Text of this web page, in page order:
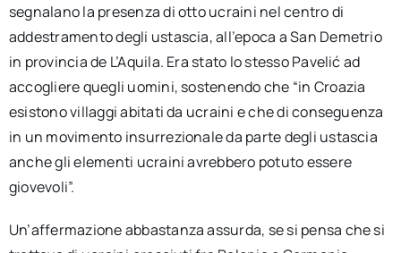
segnalano la presenza di otto ucraini nel centro di
addestramento degli ustascia, all’epoca a San Demetrio
in provincia de L’Aquila. Era stato lo stesso Pavelić ad
accogliere quegli uomini, sostenendo che “in Croazia
esistono villaggi abitati da ucraini e che di conseguenza
in un movimento insurrezionale da parte degli ustascia
anche gli elementi ucraini avrebbero potuto essere
giovevoli”.
Un’affermazione abbastanza assurda, se si pensa che si